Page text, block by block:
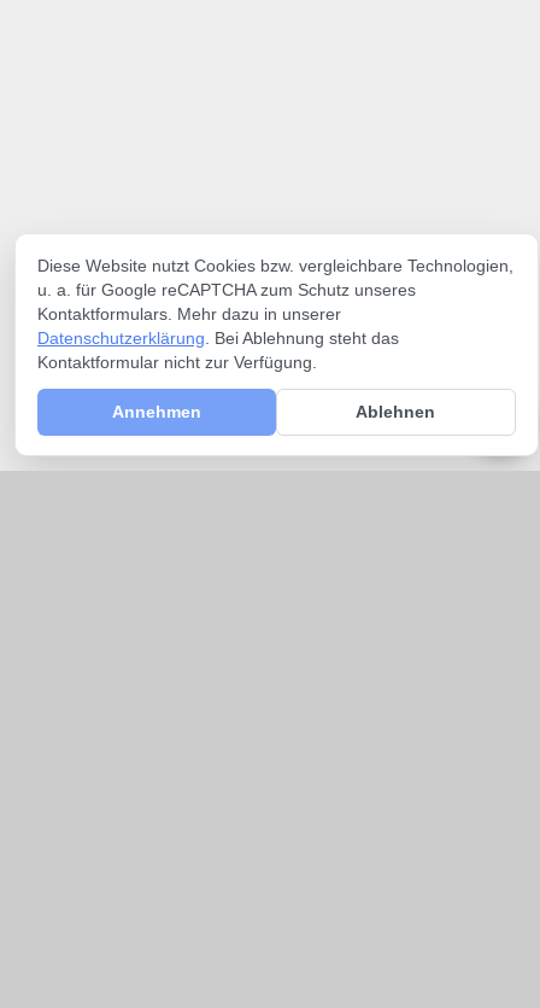
Diese Website nutzt Cookies bzw. vergleichbare Technologien,
u. a. für Google reCAPTCHA zum Schutz unseres
Kontaktformulars. Mehr dazu in unserer
Datenschutzerklärung . Bei Ablehnung steht das
Kontaktformular nicht zur Verfügung.
Annehmen Ablehnen